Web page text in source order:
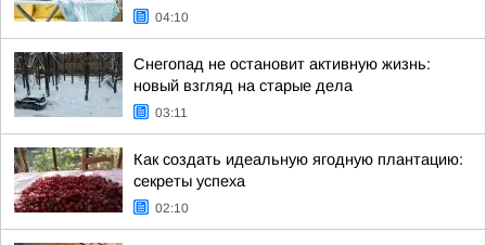
04:10
Снегопад не остановит активную жизнь:
новый взгляд на старые дела
03:11
Как создать идеальную ягодную плантацию:
секреты успеха
02:10